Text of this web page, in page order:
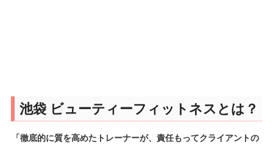
池袋 ビューティーフィットネスとは？
「徹底的に質を高めたトレーナーが、責任もってクライアントの